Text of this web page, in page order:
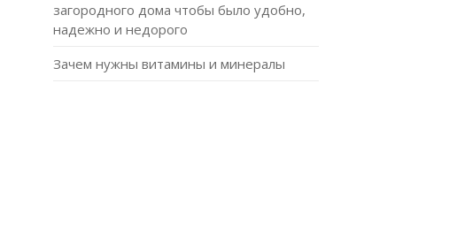
загородного дома чтобы было удобно,
надежно и недорого
Зачем нужны витамины и минералы